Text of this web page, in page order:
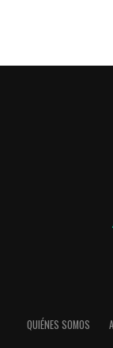
QUIÉNES SOMOS